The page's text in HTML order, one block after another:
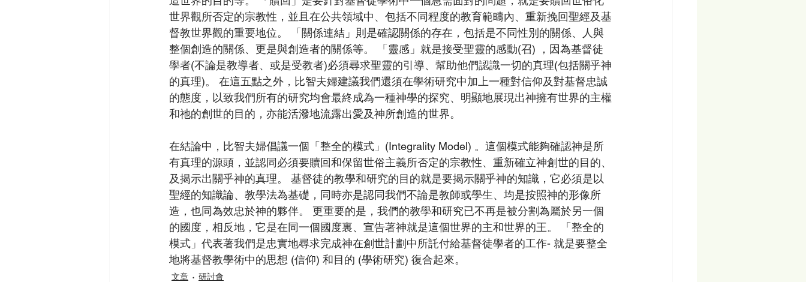
世界觀所否定的宗教性，並且在公共領域中、包括不同程度的教育範疇內、重新挽回聖經及基
督教世界觀的重要地位。 「關係連結」則是確認關係的存在，包括是不同性別的關係、人與
整個創造的關係、更是與創造者的關係等。 「靈感」就是接受聖靈的感動(召) ，因為基督徒
學者(不論是教導者、或是受教者)必須尋求聖靈的引導、幫助他們認識一切的真理(包括關乎神
的真理)。 在這五點之外，比智夫婦建議我們還須在學術研究中加上一種對信仰及對基督忠誠
的態度，以致我們所有的研究均會最終成為一種神學的探究、明顯地展現出神擁有世界的主權
和祂的創世的目的，亦能活潑地流露出愛及神所創造的世界。
在結論中，比智夫婦倡議一個「整全的模式」(Integrality Model) 。這個模式能夠確認神是所
有真理的源頭，並認同必須要贖回和保留世俗主義所否定的宗教性、重新確立神創世的目的、
及揭示出關乎神的真理。 基督徒的教學和研究的目的就是要揭示關乎神的知識，它必須是以
聖經的知識論、教學法為基礎，同時亦是認同我們不論是教師或學生、均是按照神的形像所
造，也同為效忠於神的夥伴。 更重要的是，我們的教學和研究已不再是被分割為屬於另一個
的國度，相反地，它是在同一個國度裏、宣告著神就是這個世界的主和世界的王。 「整全的
模式」代表著我們是忠實地尋求完成神在創世計劃中所託付給基督徒學者的工作- 就是要整全
地將基督教學術中的思想 (信仰) 和目的 (學術研究) 復合起來。
文章 研討會